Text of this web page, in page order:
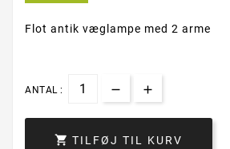
Flot antik væglampe med 2 arme
ANTAL :
 TILFØJ TIL KURV